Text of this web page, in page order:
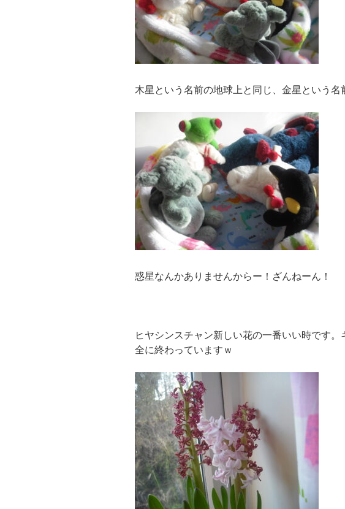
木星という名前の地球上と同じ、金星という名
惑星なんかありませんからー！ざんねーん！
ヒヤシンスチャン新しい花の一番いい時です
全に終わっていますｗ